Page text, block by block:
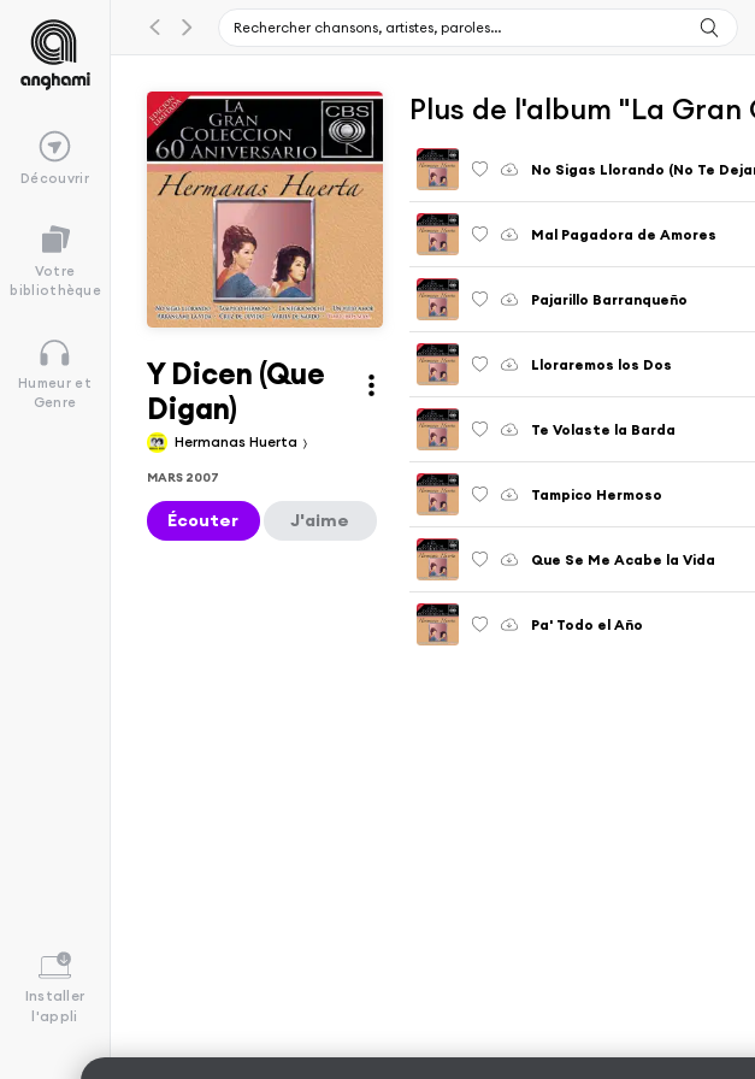
Découvrir
Votre
bibliothèque
Humeur et
Genre
Installer
l'appli
Y Dicen (Que
Digan)
Hermanas Huerta
MARS 2007
Écouter J'aime
Plus de l'album "La
No Sigas Llorando (No Te
Mal Pagadora de Amores
Pajarillo Barranqueño
Lloraremos los Dos
Te Volaste la Barda
Tampico Hermoso
Que Se Me Acabe la Vida
Pa' Todo el Año